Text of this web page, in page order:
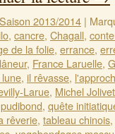
Saison 2013/2014 |
, cancre, Chagall,
de la folie, errance,
, France Laruelle,
, il rêvasse,
Larue, Michel Jolivet
pudibond, quête
rêverie, tableau chinois,